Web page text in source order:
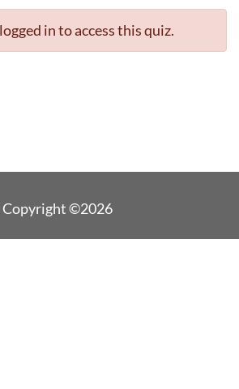
in to access this quiz.
Copyright ©2026